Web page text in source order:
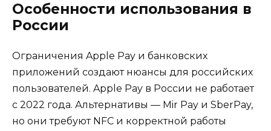
Особенности использования в
России
Ограничения Apple Pay и банковских
приложений создают нюансы для российских
пользователей. Apple Pay в России не работает
с 2022 года. Альтернативы — Mir Pay и SberPay,
но они требуют NFC и корректной работы